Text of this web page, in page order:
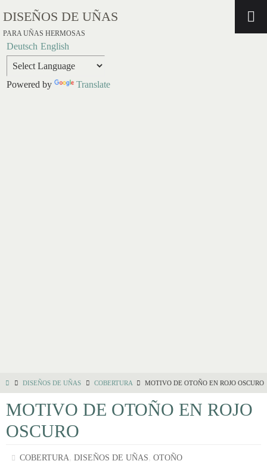
DISEÑOS DE UÑAS
PARA UÑAS HERMOSAS
Deutsch English
Powered by Translate
DISEÑOS DE UÑAS COBERTURA MOTIVO DE OTOÑO EN ROJO OSCURO
MOTIVO DE OTOÑO EN ROJO
OSCURO
COBERTURA,DISEÑOS DE UÑAS,OTOÑO